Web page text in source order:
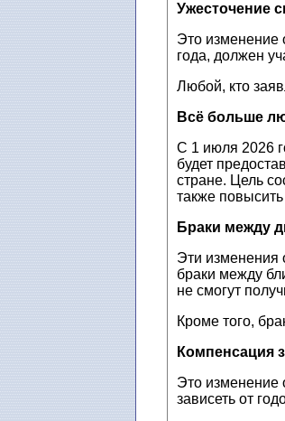
Ужесточение
Это изменение
года, должен
Любой, кто
Всё больше
С 1 июля 2026
будет
стране. Цель
также
Браки между
Эти изменения
браки между
не смогут
Кроме того,
Компенсация
Это изменение
зависеть от